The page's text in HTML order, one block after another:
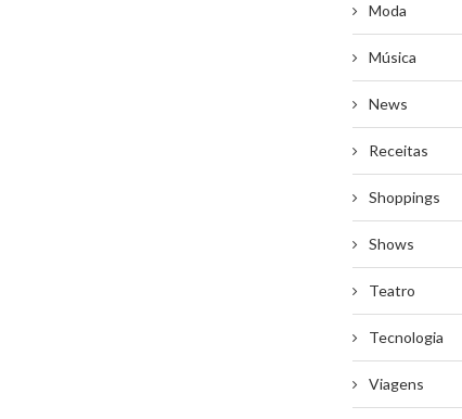
Moda
Música
News
Receitas
Shoppings
Shows
Teatro
Tecnologia
Viagens